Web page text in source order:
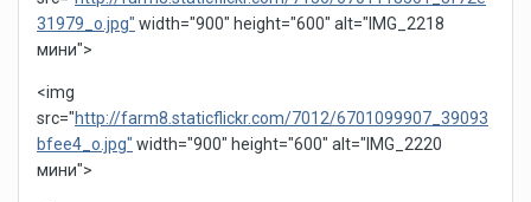
31979_o.jpg" width="900" height="600" alt="IMG_2218
мини">
<img
src="http://farm8.staticflickr.com/7012/6701099907_39093
bfee4_o.jpg" width="900" height="600" alt="IMG_2220
мини">